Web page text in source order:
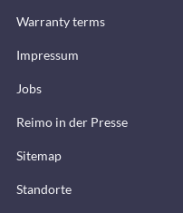
Warranty terms
Impressum
Jobs
Reimo in der Presse
Sitemap
Standorte